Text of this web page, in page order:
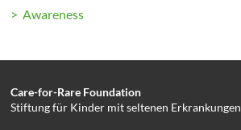
> Awareness
Care-for-Rare Foundation
Stiftung für Kinder mit seltenen Erkrankungen